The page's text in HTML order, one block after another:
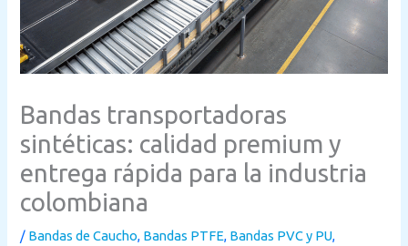
Bandas transportadoras
sintéticas: calidad premium y
entrega rápida para la industria
colombiana
/ Bandas de Caucho, Bandas PTFE, Bandas PVC y PU,